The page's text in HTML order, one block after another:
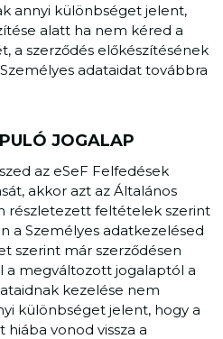
annyi különbséget jelent,
alatt ha nem kéred a
a szerződés előkészítésének
adataidat továbbra
JOGALAP
az eSeF Felfedések
akkor azt az Általános
részletezett feltételek szerint
a Személyes adatkezelésed
szerint már szerződésen
a megváltozott jogalaptól a
kezelése nem
különbséget jelent, hogy a
hiába vonod vissza a